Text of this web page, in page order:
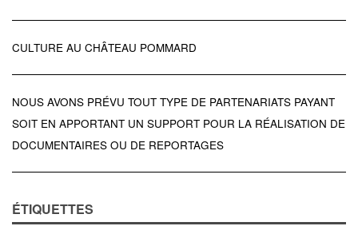
CULTURE AU CHÂTEAU POMMARD
NOUS AVONS PRÉVU TOUT TYPE DE PARTENARIATS PAYANT
SOIT EN APPORTANT UN SUPPORT POUR LA RÉALISATION DE
DOCUMENTAIRES OU DE REPORTAGES
ÉTIQUETTES